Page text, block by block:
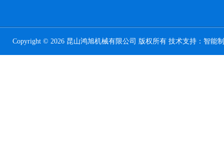
Copyright © 2026 昆山鸿旭机械有限公司 版权所有 技术支持： 智能